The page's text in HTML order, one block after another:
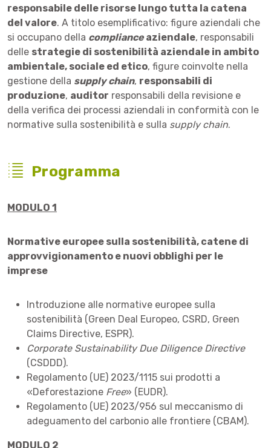
responsabile delle risorse lungo tutta la catena
del valore. A titolo esemplificativo: figure aziendali che
si occupano della complianceaziendale, responsabili
delle strategie di sostenibilità aziendale in ambito
ambientale, sociale ed etico, figure coinvolte nella
gestione della supply chain, responsabili di
produzione, auditor responsabili della revisione e
della verifica dei processi aziendali in conformità con le
normative sulla sostenibilità e sulla supply chain.
Programma
MODULO 1
Normative europee sulla sostenibilità, catene di
approvvigionamento e nuovi obblighi per le
imprese
Introduzione alle normative europee sulla
sostenibilità (Green Deal Europeo, CSRD, Green
Claims Directive, ESPR).
Corporate Sustainability Due Diligence Directive
(CSDDD).
Regolamento (UE) 2023/1115 sui prodotti a
«Deforestazione Free» (EUDR).
Regolamento (UE) 2023/956 sul meccanismo di
adeguamento del carbonio alle frontiere (CBAM).
MODULO 2